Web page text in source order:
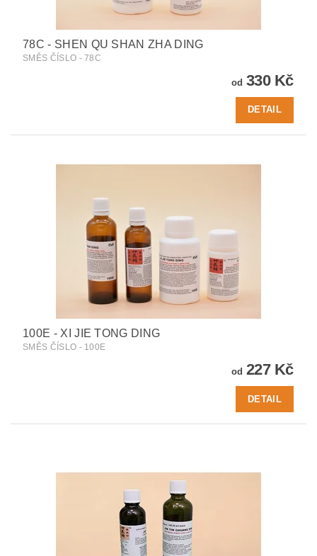
78C - SHEN QU SHAN ZHA DING
SMĚS ČÍSLO - 78C
od 330 Kč
DETAIL
100E - XI JIE TONG DING
SMĚS ČÍSLO - 100E
od 227 Kč
DETAIL